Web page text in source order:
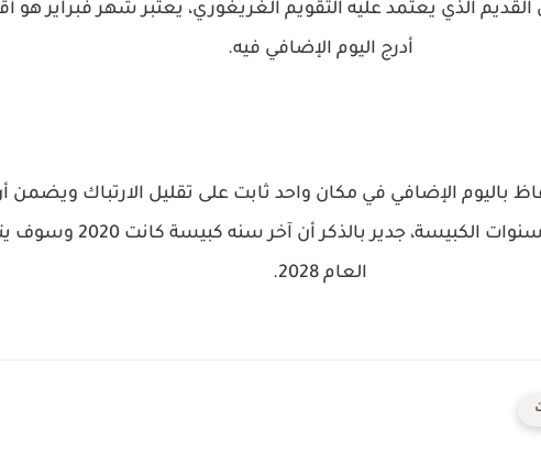
القديم الذي يعتمد عليه التقويم الغريغوري، يعتبر شهر فبراير
أدرج اليوم الإضافي فيه.
باليوم الإضافي في مكان واحد ثابت على تقليل الارتباك
دائماً مكان البحث عنه في السنوات
العام 2028.